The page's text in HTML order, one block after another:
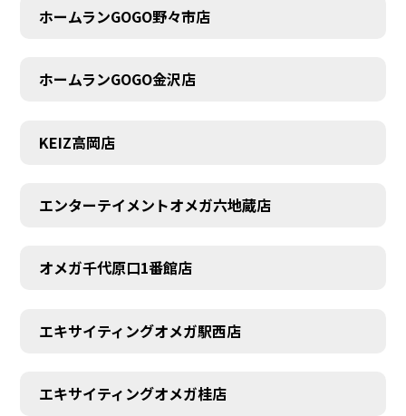
ホームランGOGO野々市店
ホームランGOGO金沢店
KEIZ高岡店
エンターテイメントオメガ六地蔵店
オメガ千代原口1番館店
エキサイティングオメガ駅西店
エキサイティングオメガ桂店